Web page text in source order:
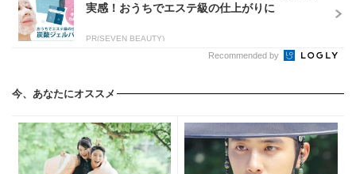
実感！おうちでエステ級の仕上がりに
PR(SEVEN BEAUTY)
Recommended by
今、あなたにオススメ